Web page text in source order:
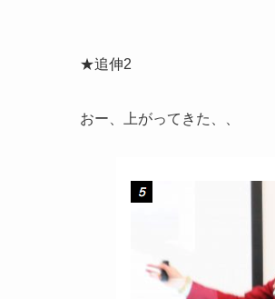
★追伸2
おー、上がってきた、、